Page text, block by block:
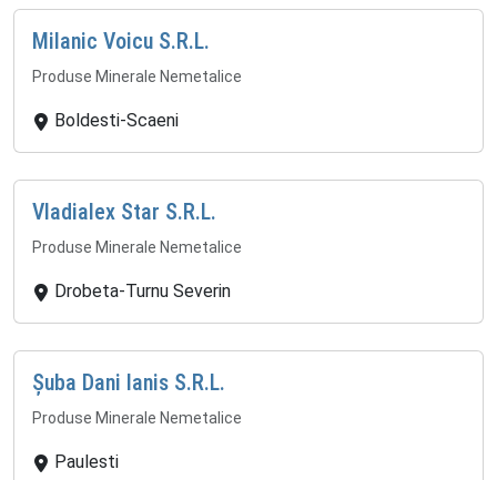
Milanic Voicu S.R.L.
Produse Minerale Nemetalice
Boldesti-Scaeni
Vladialex Star S.R.L.
Produse Minerale Nemetalice
Drobeta-Turnu Severin
Șuba Dani Ianis S.R.L.
Produse Minerale Nemetalice
Paulesti